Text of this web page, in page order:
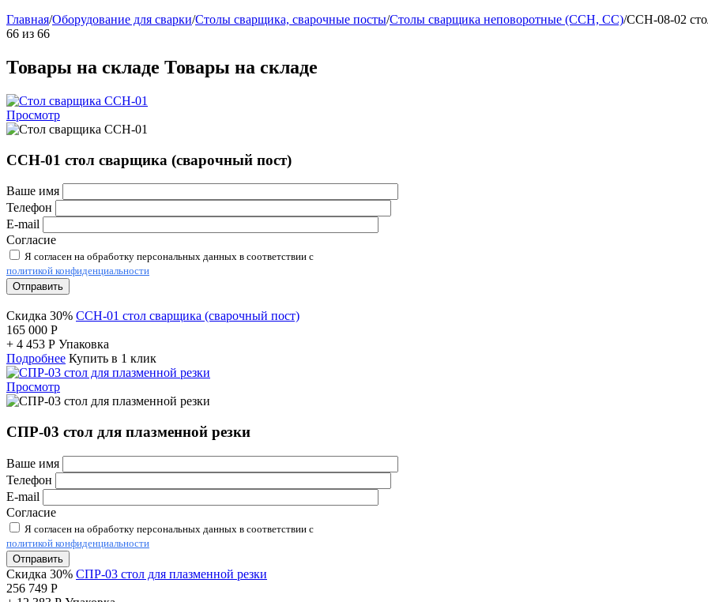
Главная/Оборудование для сварки/Столы сварщика, сварочные посты/Столы сварщика неповоротные (ССН, СС)/ССН-08-02
66 из 66
Товары на складе Товары на складе
Просмотр
ССН-01 стол сварщика (сварочный пост)
Ваше имя
Телефон
E-mail
Согласие
Я согласен на обработку персональных данных в соответствии с
политикой конфиденциальности
Отправить
Скидка 30% ССН-01 стол сварщика (сварочный пост)
165 000 Р
+ 4 453 Р Упаковка
Подробнее Купить в 1 клик
Просмотр
СПР-03 стол для плазменной резки
Ваше имя
Телефон
E-mail
Согласие
Я согласен на обработку персональных данных в соответствии с
политикой конфиденциальности
Отправить
Скидка 30% СПР-03 стол для плазменной резки
256 749 Р